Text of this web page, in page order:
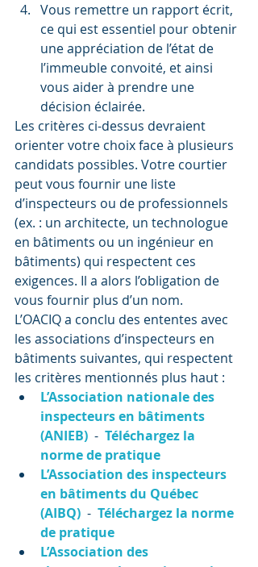
Vous remettre un rapport écrit,
ce qui est essentiel pour obtenir
une appréciation de l’état de
l’immeuble convoité, et ainsi
vous aider à prendre une
décision éclairée.
Les critères ci-dessus devraient
orienter votre choix face à plusieurs
candidats possibles. Votre courtier
peut vous fournir une liste
d’inspecteurs ou de professionnels
(ex. : un architecte, un technologue
en bâtiments ou un ingénieur en
bâtiments) qui respectent ces
exigences. Il a alors l’obligation de
vous fournir plus d’un nom.
L’OACIQ a conclu des ententes avec
les associations d’inspecteurs en
bâtiments suivantes, qui respectent
les critères mentionnés plus haut :
L’Association nationale des
inspecteurs en bâtiments
(ANIEB) - Téléchargez la
norme de pratique
L’Association des inspecteurs
en bâtiments du Québec
(AIBQ) - Téléchargez la norme
de pratique
L’Association des